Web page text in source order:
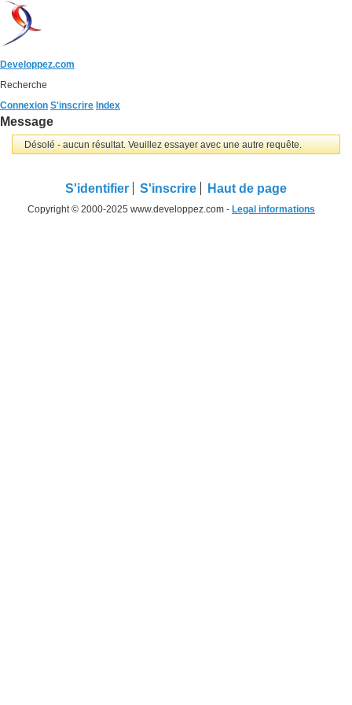
Developpez.com
Recherche
Connexion S'inscrire Index
Message
Désolé - aucun résultat. Veuillez essayer avec une autre requête.
S'identifier S'inscrire Haut de page
Copyright © 2000-2025 www.developpez.com - Legal informations